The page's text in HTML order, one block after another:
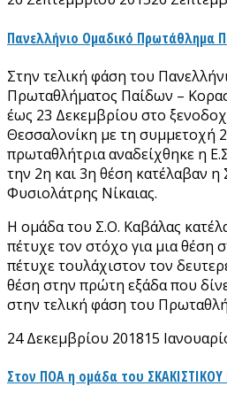
Πανελλήνιο Ομαδικό Πρωτάθλημα
Στην τελική φάση του
Πρωταθλήματος Παίδων –
έως 23 Δεκεμβρίου στο
Θεσσαλονίκη με τη συμμετοχή
πρωταθλήτρια αναδείχθηκε η
την 2η και 3η θέση κατέλαβαν η
Φυσιολάτρης Νίκαιας.
Η ομάδα του Σ.Ο. Καβάλας
πέτυχε τον στόχο για μια θέση
πέτυχε τουλάχιστον τον
θέση στην πρώτη εξάδα που
στην τελική φάση του
24 Δεκεμβρίου 201815
Στον ΠΟΑ η ομάδα του